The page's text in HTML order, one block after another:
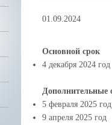
01.09.2024
Основной срок
4 декабря 2024 год
Дополнительные
5 февраля 2025 год
9 апреля